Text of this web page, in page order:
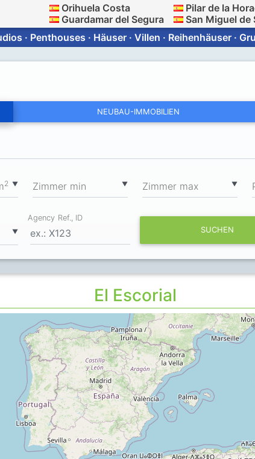
Orihuela Costa
Guardamar del Segura
Pilar de la
San Miguel de
· Penthouses · Häuser · Villen · Reihenhäuser ·
NEUBAU-IMMOBILIEN
▼
2 ▼
Zimmer min ▼
Zimmer max
▼
Agency Ref., ID
SUCHEN
El Escorial